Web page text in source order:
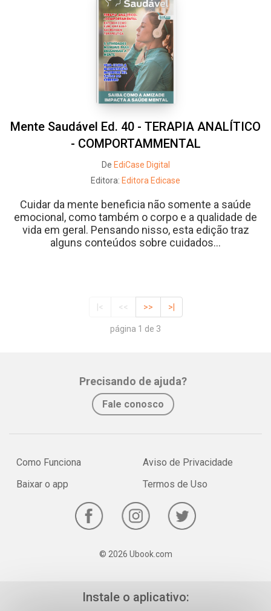
Mente Saudável Ed. 40 - TERAPIA ANALÍTICO
- COMPORTAMMENTAL
De EdiCase Digital
Editora: Editora Edicase
Cuidar da mente beneficia não somente a saúde
emocional, como também o corpo e a qualidade de
vida em geral. Pensando nisso, esta edição traz
alguns conteúdos sobre cuidados...
|< << >> >|
página 1 de 3
Precisando de ajuda?
Fale conosco
Como Funciona
Baixar o app
Aviso de Privacidade
Termos de Uso
© 2026 Ubook.com
Instale o aplicativo: